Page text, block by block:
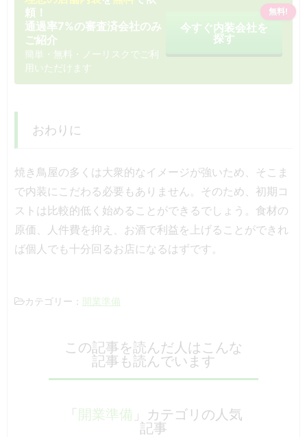
頼！
通過率7%の審査済会社のみ
ご紹介
簡単・無料・ノーリスクでご利
用いただけます
今すぐ内装会社を
探す
無料!
おわりに
焼き鳥屋の多くは大衆的なイメージが強いため、そこま
で内装にこだわる必要もありません。そのため、初期コ
ストは比較的低く始めることができるでしょう。食材の
原価、人件費を抑え、お酒で利益を上げることができれ
ば個人でも十分回るお店になるはずです。
カテゴリー： 開業準備
この記事を読んだ人はこんな
記事も読んでいます
「 開業準備 」カテゴリの人気
記事